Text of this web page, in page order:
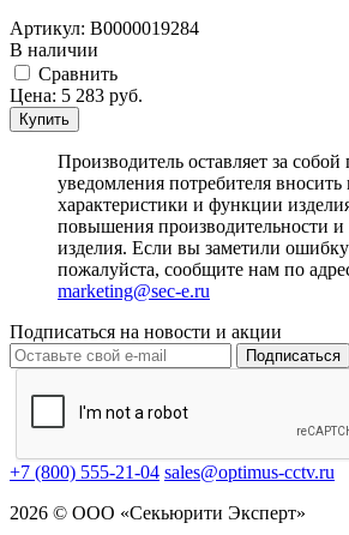
Артикул: В0000019284
В наличии
Cравнить
Цена: 5 283 руб.
Купить
Производитель оставляет за собой
уведомления потребителя вносить
характеристики и функции
повышения производительности и
изделия. Если вы заметили
пожалуйста, сообщите нам по
marketing@sec-e.ru
Подписаться на новости и акции
Подписаться
+7 (800) 555-21-04 sales@optimus-cctv.ru
2026 © ООО «Секьюрити Эксперт»